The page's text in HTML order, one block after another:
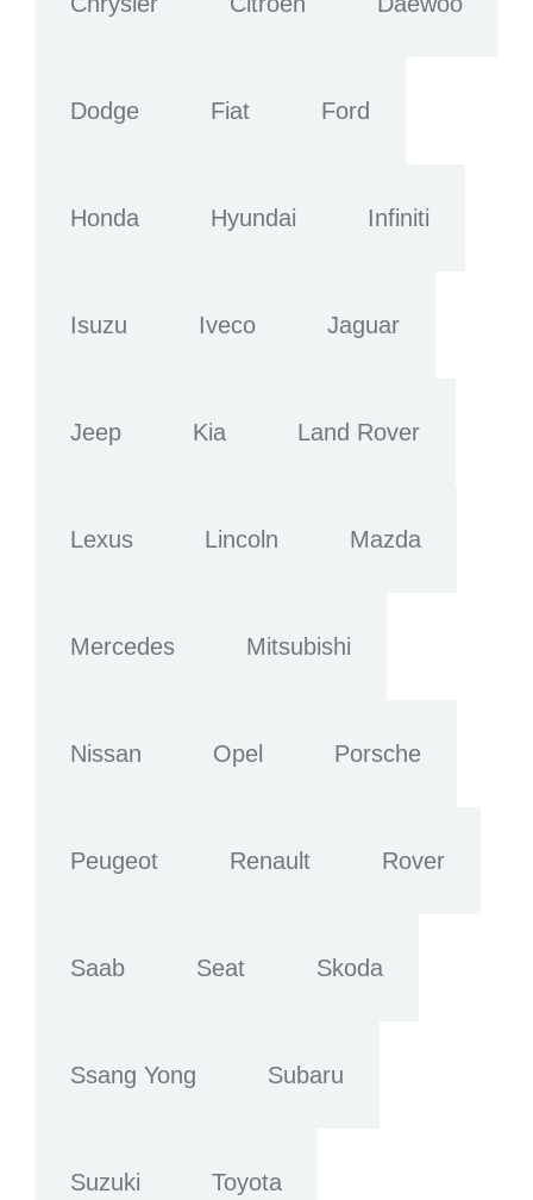
Dodge Fiat Ford
Honda Hyundai Infiniti
Isuzu Iveco Jaguar
Jeep Kia Land Rover
Lexus Lincoln Mazda
Mercedes Mitsubishi
Nissan Opel Porsche
Peugeot Renault Rover
Saab Seat Skoda
Ssang Yong Subaru
Suzuki Toyota